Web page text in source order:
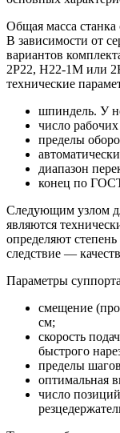
Общая масса станка
В зависимости от
вариантов
2Р22, Н22-1М или
технические
шпиндель. У
число рабочих
пределы
диапазон
конец по
Следующим узлом
являются
определяют
следствие —
Параметры
смещение
см;
скорость
быстрого
пределы
оптимальная
число